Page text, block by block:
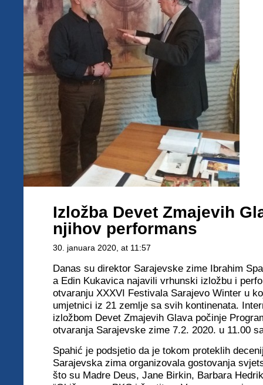
Izložba Devet Zmajevih
njihov performans
30. januara 2020 , at 11:57
Danas su direktor Sarajevske zime Ibrahim
a Edin Kukavica najavili vrhunski izložbu i
otvaranju XXXVI Festivala Sarajevo Winter u
umjetnici iz 21 zemlje sa svih kontinenata.
izložbom Devet Zmajevih Glava počinje
otvaranja Sarajevske zime 7.2. 2020. u 11.00
Spahić je podsjetio da je tokom proteklih
Sarajevska zima organizovala gostovanja
što su Madre Deus, Jane Birkin, Barbara